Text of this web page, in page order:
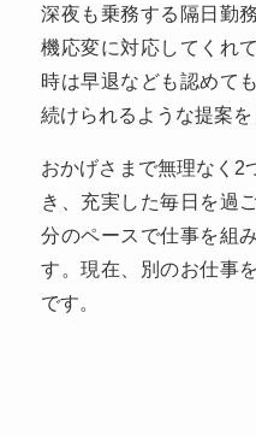
深夜も乗務する隔日勤
機応変に対応してくれ
時は早退なども認めて
続けられるような提案を
おかげさまで無理なく2
き、充実した毎日を過
分のペースで仕事を組
す。現在、別のお仕事
です。